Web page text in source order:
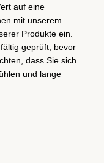
auf eine
mit unserem
Produkte ein.
geprüft, bevor
dass Sie sich
und lange